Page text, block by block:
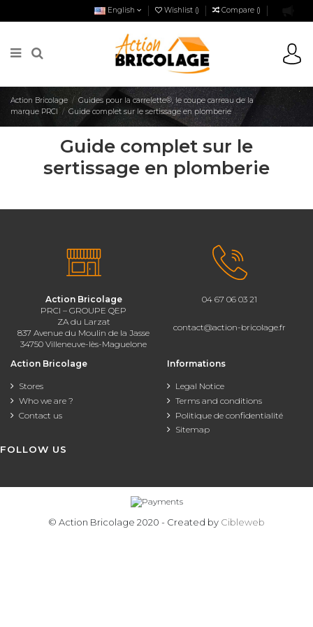
English Wishlist () Compare ()
Action Bricolage
Guides pour la carrelette®, le coupe carreau de la
marque PRCI
Guide complet sur le sertissage en plomberie
Guide complet sur le
sertissage en plomberie
Action Bricolage
PRCI – GROUPE QEP
ZA du Larzat
837 Avenue du Moulin de la Jasse
34750 Villeneuve-lès-Maguelone
04 67 06 03 21
contact@action-bricolage.fr
Action Bricolage
Stores
Who we are ?
Contact us
Informations
Legal Notice
Terms and conditions
Politique de confidentialité
Sitemap
FOLLOW US
© Action Bricolage 2020 - Created by Cibleweb